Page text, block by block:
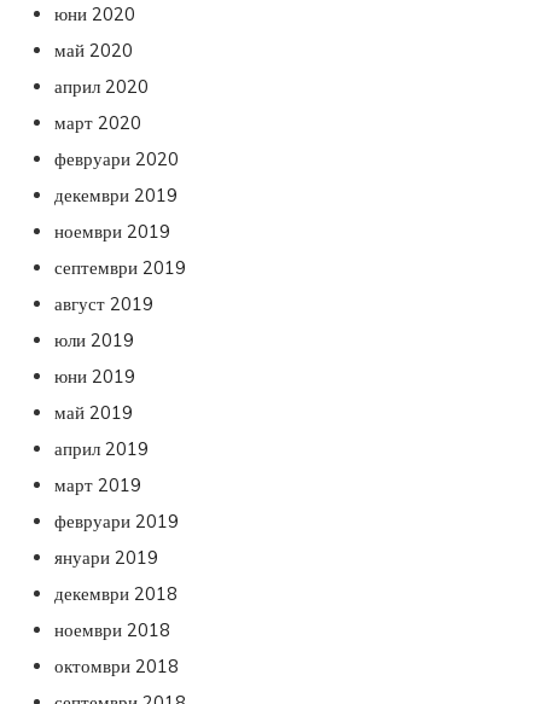
юни 2020
май 2020
април 2020
март 2020
февруари 2020
декември 2019
ноември 2019
септември 2019
август 2019
юли 2019
юни 2019
май 2019
април 2019
март 2019
февруари 2019
януари 2019
декември 2018
ноември 2018
октомври 2018